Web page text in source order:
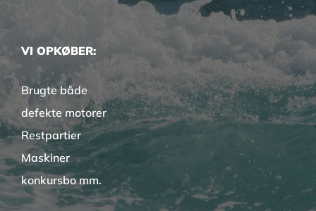
VI OPKØBER:
Brugte både
defekte motorer
Restpartier
Maskiner
konkursbo mm.